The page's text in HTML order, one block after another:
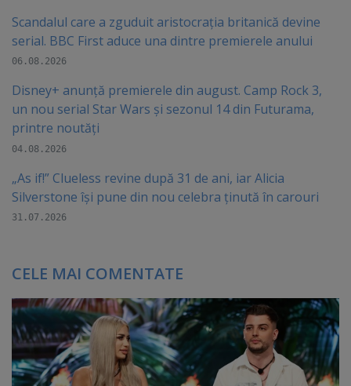
Scandalul care a zguduit aristocrația britanică devine
serial. BBC First aduce una dintre premierele anului
06.08.2026
Disney+ anunță premierele din august. Camp Rock 3,
un nou serial Star Wars și sezonul 14 din Futurama,
printre noutăți
04.08.2026
„As if!” Clueless revine după 31 de ani, iar Alicia
Silverstone își pune din nou celebra ținută în carouri
31.07.2026
CELE MAI COMENTATE